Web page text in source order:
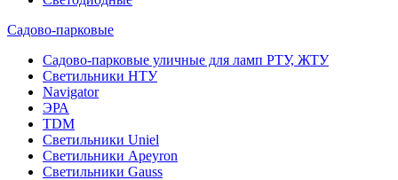
Садово-парковые
Садово-парковые уличные для ламп РТУ, ЖТУ
Светильники НТУ
Navigator
ЭРА
TDM
Светильники Uniel
Светильники Apeyron
Светильники Gauss